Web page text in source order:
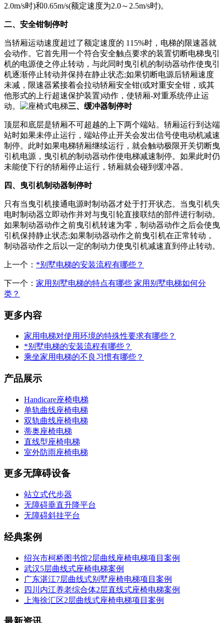
2.0m/s时)和0.65m/s(额定速度为2.0～2.5m/s时)。
二、安全钳制停时
当轿厢运动速度超过了额定速度的 115%时，电梯的限速器就
会动作。它首先用一个符合安全触点要求的装置切断电梯曳引
机的电源使之停止转动，与此同时曳引机的制动器动作使曳引
机逐渐停止转动并保持在静止状态;如果切断电源后轿厢速度
未减，限速器紧接着会拉动轿厢安全钳(或对重安全钳，或其
他形式的上行超速保护装置)动作，使轿厢-对重系统停止运
动。
三、缓冲器制停时
顶层和底层是轿厢不可超越的上下两个端站。轿厢运行到达端
站时如果未停止运行，端站停止开关会发出信号使电动机减速
制停。此时如果电梯轿厢继续运行，就会触动极限开关切断曳
引机电源，曳引机的制动器动作使电梯减速制停。如果此时仍
未能使下行的轿厢停止运行，轿厢就会碰到缓冲器。
四、曳引机制动器制停时
只有当曳引机接通电源时制动器才处于打开状态。当曳引机失
电时制动器立即动作并对与曳引轮直接联结的部件进行制动。
如果制动器动作之前曳引机转速为零，制动器动作之后会使曳
引机保持静止状态;如果制动器动作之前曳引机在正常转动，
制动器动作之后以一定的制动力使曳引机减速直到停止转动。
上一个： *别墅电梯的安装流程有哪些？
下一个： 家用别墅电梯的特点有哪些 家用别墅电梯如何分
类？
更多内容
家用电梯对使用环境的特殊性要求有哪些？
*别墅电梯的安装流程有哪些？
乘坐家用电梯的不良习惯有哪些？
产品展示
Handicare座椅电梯
单轨曲线座椅电梯
双轨曲线座椅电梯
蒂奥座椅电梯
直线型座椅电梯
室外防雨座椅电梯
更多无障碍设备
站立式代步器
无障碍垂直升降平台
无障碍斜挂平台
经典案例
绍兴市柯桥图书馆2层曲线座椅电梯项目案例
武汉5层曲线式座椅电梯案例
广东湛江7层曲线式别墅座椅电梯项目案例
四川内江养老综合体2层直线式座椅电梯案例
上海徐汇区2层曲线式座椅电梯项目案例